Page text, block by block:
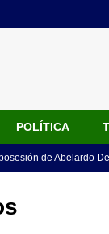
POLÍTICA
de Abelardo
no asistirá a la